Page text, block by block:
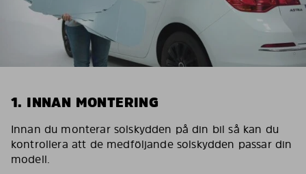
1. INNAN MONTERING
Innan du monterar solskydden på din bil så kan du
kontrollera att de medföljande solskydden passar din
modell.